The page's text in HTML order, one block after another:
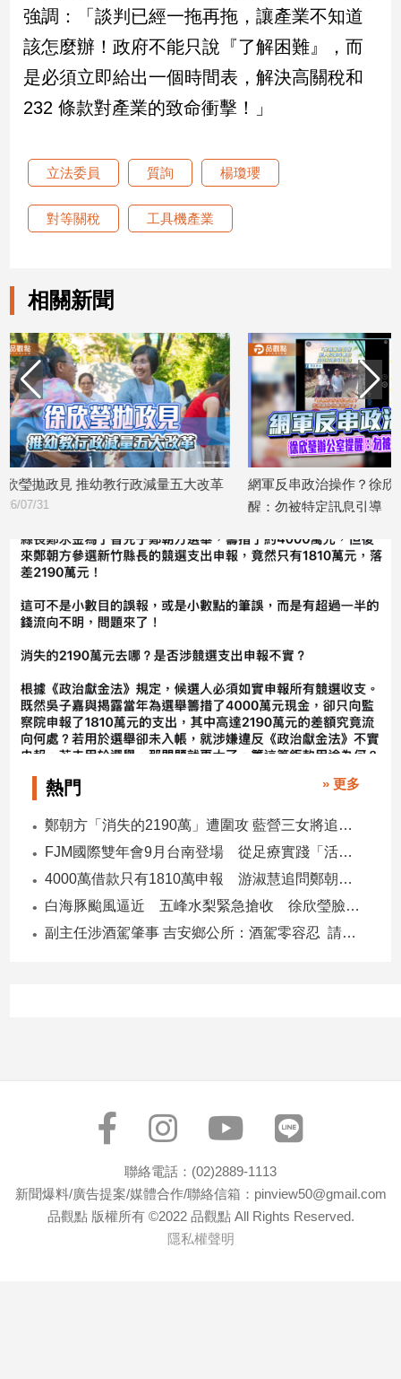
尚
追
星
活
室
計
遊/
美
食
星
座/
命
理
消
費
康/
親
感
情
藝
／
文
創
／
薦
科
戲
運
強調：「談判已經一拖再拖，讓產業不知道
該怎麼辦！政府不能只說『了解困難』，而
是必須立即給出一個時間表，解決高關稅和
232 條款對產業的致命衝擊！」
立法委員 質詢 楊瓊瓔
對等關稅 工具機產業
相關新聞
五大改革
網軍反串政治操作？徐欣瑩辦公室提
蔡英文
「醫療照
熱門 » 更多
鄭朝方「消失的2190萬」遭圍攻 藍營三女將追金流 拿出還款證明
FJM國際雙年會9月台南登場 從足療實踐「活出愛」
4000萬借款只有1810萬申報 游淑慧追問鄭朝方：2190萬差額去哪了
白海豚颱風逼近 五峰水梨緊急搶收 徐欣瑩臉書急呼「搶救五峰水梨」
副主任涉酒駕肇事 吉安鄉公所：酒駕零容忍 請辭獲准
聯絡電話：(02)2889-1113
新聞爆料/廣告提案/媒體合作/聯絡信箱：pinview50@gmail.com
品觀點 版權所有 ©2022 品觀點 All Rights Reserved.
隱私權聲明